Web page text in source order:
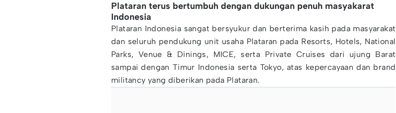
Plataran terus bertumbuh dengan dukungan penuh masyakarat
Indonesia
Plataran Indonesia sangat bersyukur dan berterima kasih pada masyarakat
dan seluruh pendukung unit usaha Plataran pada Resorts, Hotels, National
Parks, Venue & Dinings, MICE, serta Private Cruises dari ujung Barat
sampai dengan Timur Indonesia serta Tokyo, atas kepercayaan dan brand
militancy yang diberikan pada Plataran.